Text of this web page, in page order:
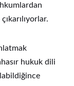
hukuk dili